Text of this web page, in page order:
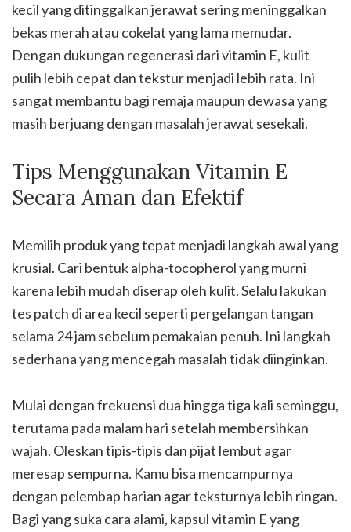
kecil yang ditinggalkan jerawat sering meninggalkan
bekas merah atau cokelat yang lama memudar.
Dengan dukungan regenerasi dari vitamin E, kulit
pulih lebih cepat dan tekstur menjadi lebih rata. Ini
sangat membantu bagi remaja maupun dewasa yang
masih berjuang dengan masalah jerawat sesekali.
Tips Menggunakan Vitamin E
Secara Aman dan Efektif
Memilih produk yang tepat menjadi langkah awal yang
krusial. Cari bentuk alpha-tocopherol yang murni
karena lebih mudah diserap oleh kulit. Selalu lakukan
tes patch di area kecil seperti pergelangan tangan
selama 24 jam sebelum pemakaian penuh. Ini langkah
sederhana yang mencegah masalah tidak diinginkan.
Mulai dengan frekuensi dua hingga tiga kali seminggu,
terutama pada malam hari setelah membersihkan
wajah. Oleskan tipis-tipis dan pijat lembut agar
meresap sempurna. Kamu bisa mencampurnya
dengan pelembap harian agar teksturnya lebih ringan.
Bagi yang suka cara alami, kapsul vitamin E yang